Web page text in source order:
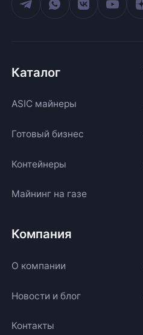
Каталог
ASIC майнеры
Готовый бизнес
Контейнеры
Майнинг на газе
Компания
О компании
Новости и блог
Контакты